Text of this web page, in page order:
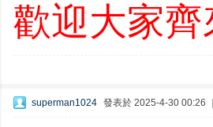
歡迎大家
superman1024 發表於 2025-4-30 00:26